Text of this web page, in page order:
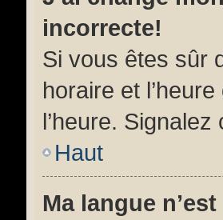
incorrecte!
Si vous êtes sûr
horaire et
l’heure.
Haut
Ma langue